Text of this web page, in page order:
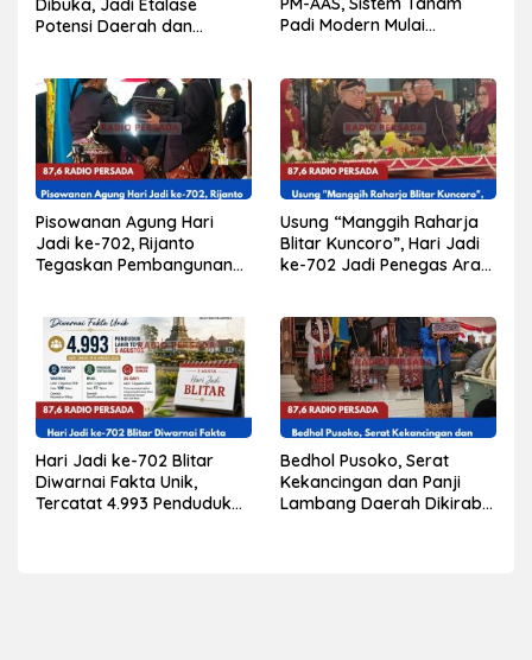
Dibuka, Jadi Etalase
Potensi Daerah dan
Padi Modern Mulai
Pisowanan Agung Hari
Jadi ke-702, Rijanto
Tegaskan Pembangunan
Masyarakat
Usung “Manggih Raharja
Blitar Kuncoro”, Hari Jadi
ke-702 Jadi Penegas Arah
Hari Jadi ke-702 Blitar
Diwarnai Fakta Unik,
Tercatat 4.993 Penduduk
Bedhol Pusoko, Serat
Kekancingan dan Panji
Lambang Daerah Dikirab